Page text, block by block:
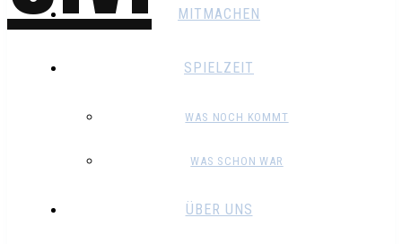
MITMACHEN
SPIELZEIT
WAS NOCH KOMMT
WAS SCHON WAR
ÜBER UNS